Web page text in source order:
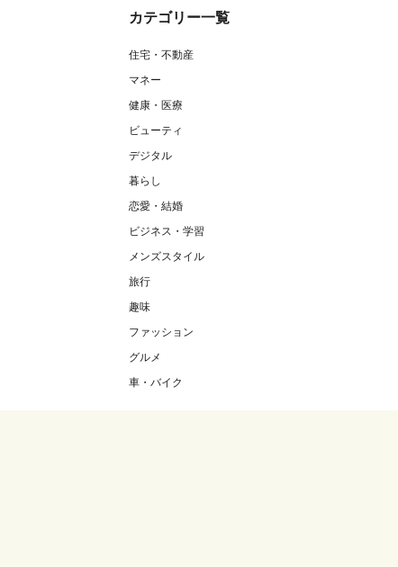
カテゴリー一覧
住宅・不動産
マネー
健康・医療
ビューティ
デジタル
暮らし
恋愛・結婚
ビジネス・学習
メンズスタイル
旅行
趣味
ファッション
グルメ
車・バイク